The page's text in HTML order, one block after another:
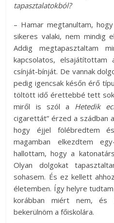
tapasztalatokból?
– Hamar megtanultam,
sikeres valaki, nem mindig
Addig megtapasztaltam
kapcsolatos,
csínját-bínját. De vannak
pedig igencsak későn érő
töltött idő érettebbé tett
miről is szól a Hetedik
cigarettát” érzed a szádban
hogy éjjel fölébredtem
magamban elkezdtem
hallottam, hogy a
Olyan dolgokat
sohasem. És ez kellett
életemben. Így helyre
korábban miért nem,
bekerülnöm a főiskolára.